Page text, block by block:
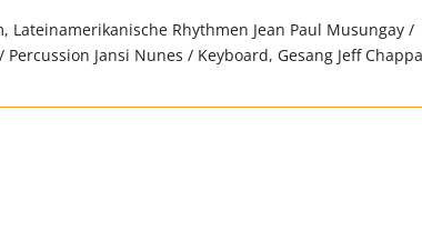
Lateinamerikanische Rhythmen Jean Paul Musungay /
Jansi Nunes / Keyboard, Gesang Jeff